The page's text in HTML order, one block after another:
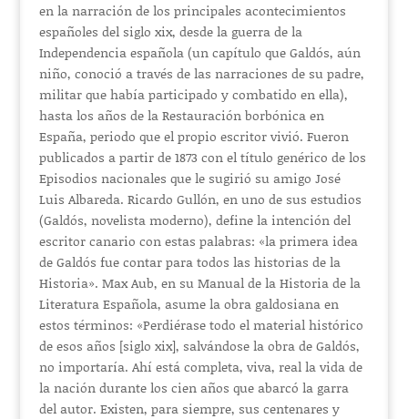
en la narración de los principales acontecimientos
españoles del siglo xix, desde la guerra de la
Independencia española (un capítulo que Galdós, aún
niño, conoció a través de las narraciones de su padre,
militar que había participado y combatido en ella),
hasta los años de la Restauración borbónica en
España, periodo que el propio escritor vivió. Fueron
publicados a partir de 1873 con el título genérico de los
Episodios nacionales que le sugirió su amigo José
Luis Albareda. Ricardo Gullón, en uno de sus estudios
(Galdós, novelista moderno), define la intención del
escritor canario con estas palabras: «la primera idea
de Galdós fue contar para todos las historias de la
Historia». Max Aub, en su Manual de la Historia de la
Literatura Española, asume la obra galdosiana en
estos términos: «Perdiérase todo el material histórico
de esos años [siglo xix], salvándose la obra de Galdós,
no importaría. Ahí está completa, viva, real la vida de
la nación durante los cien años que abarcó la garra
del autor. Existen, para siempre, sus centenares y